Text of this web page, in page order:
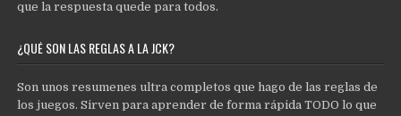
que la respuesta quede para todos.
¿QUÉ SON LAS REGLAS A LA JCK?
Son unos resumenes ultra completos que hago de las reglas de
los juegos. Sirven para aprender de forma rápida TODO lo que